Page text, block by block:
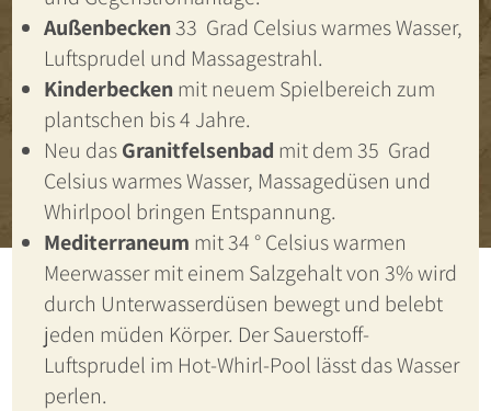
Außenbecken33 Grad Celsius warmes Wasser,
Luftsprudel und Massagestrahl.
Kinderbecken mit neuem Spielbereich zum
plantschen bis 4 Jahre.
Neu dasGranitfelsenbad mit dem 35 Grad
Celsius warmes Wasser, Massagedüsen und
Whirlpool bringen Entspannung.
Mediterraneum mit 34 ° Celsius warmen
Meerwasser mit einem Salzgehalt von 3% wird
durch Unterwasserdüsen bewegt und belebt
jeden müden Körper. Der Sauerstoff-
Luftsprudel im Hot-Whirl-Pool lässt das Wasser
perlen.